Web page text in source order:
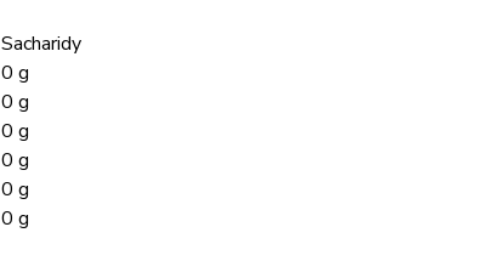
Sacharidy
0 g
0 g
0 g
0 g
0 g
0 g